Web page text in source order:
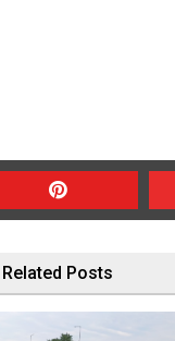
Related Posts